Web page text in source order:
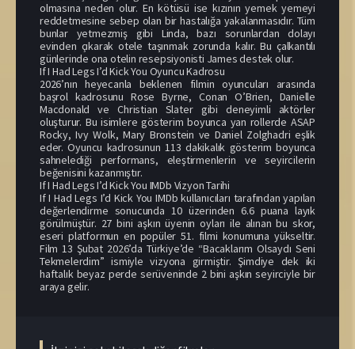
olmasına neden olur. En kötüsü ise kızının yemek yemeyi
reddetmesine sebep olan bir hastalığa yakalanmasıdır. Tüm
bunlar yetmezmiş gibi Linda, bazı sorunlardan dolayı
evinden çıkarak otele taşınmak zorunda kalır. Bu çalkantılı
günlerinde ona otelin resepsiyonisti James destek olur.
If I Had Legs I’d Kick You Oyuncu Kadrosu
2026’nın heyecanla beklenen filmin oyuncuları arasında
başrol kadrosunu Rose Byrne, Conan O’Brien, Danielle
Macdonald ve Christian Slater gibi deneyimli aktörler
oluşturur. Bu isimlere gösterim boyunca yan rollerde ASAP
Rocky, Ivy Wolk, Mary Bronstein ve Daniel Zolghadri eşlik
eder. Oyuncu kadrosunun 113 dakikalık gösterim boyunca
sahnelediği performans, eleştirmenlerin ve seyircilerin
beğenisini kazanmıştır.
If I Had Legs I’d Kick You IMDb Vizyon Tarihi
If I Had Legs I’d Kick You IMDb kullanıcıları tarafından yapılan
değerlendirme sonucunda 10 üzerinden 6.6 puana layık
görülmüştür. 27 bini aşkın üyenin oyları ile alınan bu skor,
eseri platformun en popüler 51. filmi konumuna yükseltir.
Film 13 Şubat 2026’da Türkiye’de “Bacaklarım Olsaydı Seni
Tekmelerdim” ismiyle vizyona girmiştir. Şimdiye dek iki
haftalık beyaz perde serüveninde 2 bini aşkın seyirciyle bir
araya gelir.